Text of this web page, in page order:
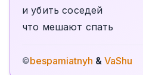
и убить соседей
что мешают спать
©bespamiatnyh & VaShu